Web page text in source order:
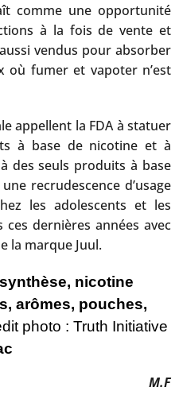
comme une opportunité
à la fois de vente et
vendus pour absorber
où fumer et vapoter n’est
appellent la FDA à statuer
à base de nicotine et à
des seuls produits à base
recrudescence d’usage
les adolescents et les
dernières années avec
la marque Juul.
nicotine
arômes, pouches,
photo : Truth Initiative
M.F